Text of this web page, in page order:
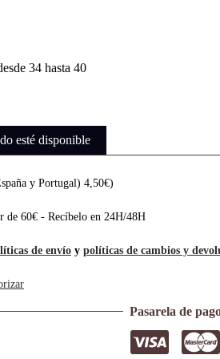
34 hasta 40
esté disponible
y Portugal) 4,50€)
de 60€ - Recíbelo en 24H/48H
de envío y políticas de cambios y
Pasarela de